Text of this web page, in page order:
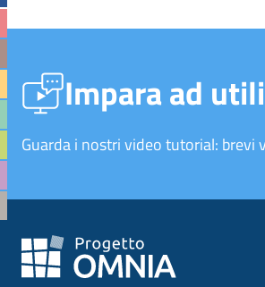
Impara ad
Guarda i nostri video tutorial: brevi